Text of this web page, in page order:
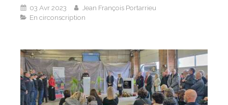
03 Avr 2023
Jean François Portarrieu
En circonscription